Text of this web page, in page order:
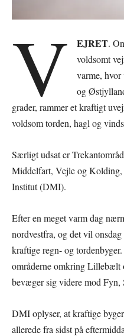
V EJRET.
voldsomt
varme, hvor
og
grader, rammer et kraftigt
voldsom torden, hagl og
Særligt udsat er
Middelfart, Vejle og
Institut (DMI).
Efter en meget varm dag
nordvestfra, og det vil
kraftige regn- og
områderne omkring Lillebælt
bevæger sig videre mod
DMI oplyser, at kraftige
allerede fra sidst på